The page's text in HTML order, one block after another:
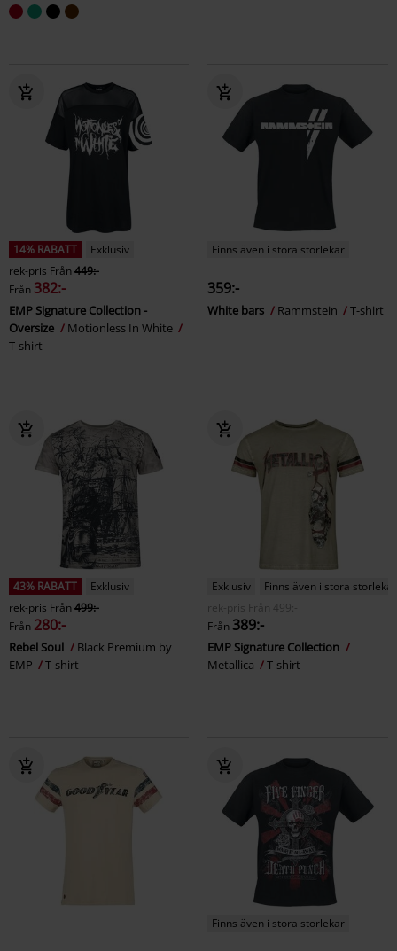
14% RABATT
Exklusiv
rek-pris Från449:-
Från 382:-
EMP Signature Collection -
Oversize
Motionless In White
T-shirt
Finns även i stora storlekar
359:-
White bars Rammstein T-shirt
43% RABATT
Exklusiv
rek-pris Från499:-
Från 280:-
Rebel Soul
Black Premium by
EMP
T-shirt
Exklusiv
Finns även i stora storlekar
rek-pris
Från
499:-
Från 389:-
EMP Signature Collection
Metallica
T-shirt
Finns även i stora storlekar